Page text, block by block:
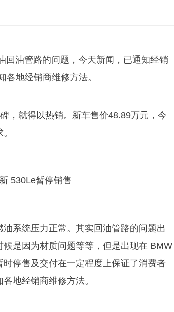
回油管路的问题，今天新闻，已通知经销
地经销商维修方法。
，就得以热销。新车售价48.89万元，今
系统压力正常。其实回油管路的问题出
是因为材质问题等等，但是出现在 BMW
停售及交付在一定程度上保证了消费者
地经销商维修方法。